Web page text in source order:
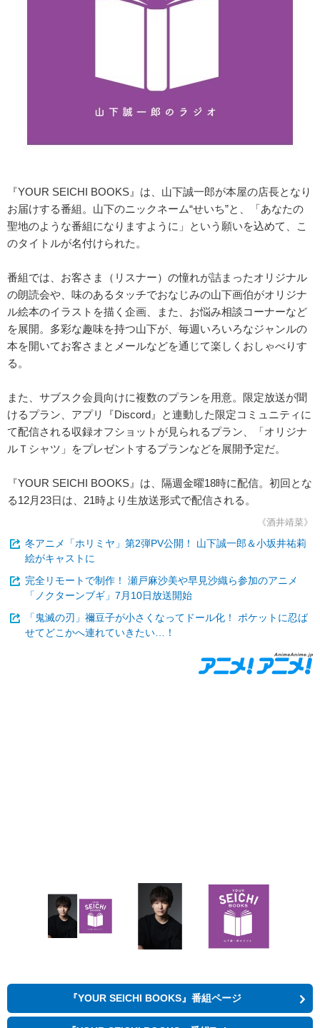
『YOUR SEICHI BOOKS』は、山下誠一郎が本屋の店長となり
お届けする番組。山下のニックネーム“せいち”と、「あなたの
聖地のような番組になりますように」という願いを込めて、こ
のタイトルが名付けられた。
番組では、お客さま（リスナー）の憧れが詰まったオリジナル
の朗読会や、味のあるタッチでおなじみの山下画伯がオリジナ
ル絵本のイラストを描く企画、また、お悩み相談コーナーなど
を展開。多彩な趣味を持つ山下が、毎週いろいろなジャンルの
本を開いてお客さまとメールなどを通じて楽しくおしゃべりす
る。
また、サブスク会員向けに複数のプランを用意。限定放送が聞
けるプラン、アプリ『Discord』と連動した限定コミュニティに
て配信される収録オフショットが見られるプラン、「オリジナ
ルＴシャツ」をプレゼントするプランなどを展開予定だ。
『YOUR SEICHI BOOKS』は、隔週金曜18時に配信。初回とな
る12月23日は、21時より生放送形式で配信される。
《酒井靖菜》
冬アニメ「ホリミヤ」第2弾PV公開！ 山下誠一郎＆小坂井祐莉
絵がキャストに
完全リモートで制作！ 瀬戸麻沙美や早見沙織ら参加のアニメ
「ノクターンブギ」7月10日放送開始
「鬼滅の刃」禰豆子が小さくなってドール化！ ポケットに忍ば
せてどこかへ連れていきたい…！
『YOUR SEICHI BOOKS』番組ページ